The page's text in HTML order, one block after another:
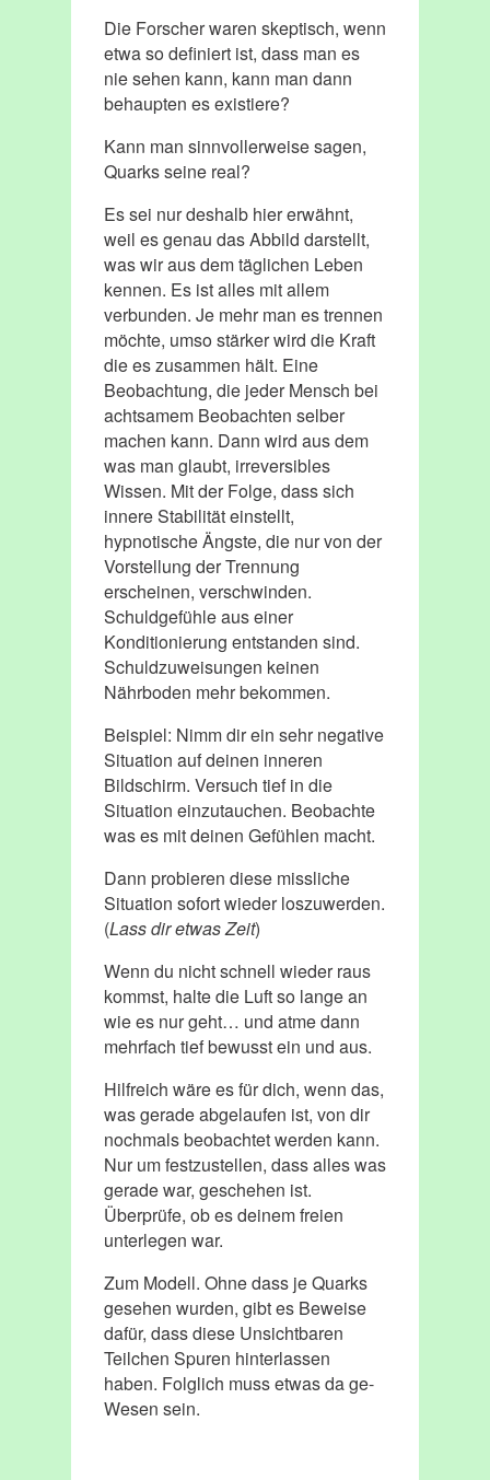
Die Forscher waren skeptisch, wenn
etwa so definiert ist, dass man es
nie sehen kann, kann man dann
behaupten es existiere?
Kann man sinnvollerweise sagen,
Quarks seine real?
Es sei nur deshalb hier erwähnt,
weil es genau das Abbild darstellt,
was wir aus dem täglichen Leben
kennen. Es ist alles mit allem
verbunden. Je mehr man es trennen
möchte, umso stärker wird die Kraft
die es zusammen hält. Eine
Beobachtung, die jeder Mensch bei
achtsamem Beobachten selber
machen kann. Dann wird aus dem
was man glaubt, irreversibles
Wissen. Mit der Folge, dass sich
innere Stabilität einstellt,
hypnotische Ängste, die nur von der
Vorstellung der Trennung
erscheinen, verschwinden.
Schuldgefühle aus einer
Konditionierung entstanden sind.
Schuldzuweisungen keinen
Nährboden mehr bekommen.
Beispiel: Nimm dir ein sehr negative
Situation auf deinen inneren
Bildschirm. Versuch tief in die
Situation einzutauchen. Beobachte
was es mit deinen Gefühlen macht.
Dann probieren diese missliche
Situation sofort wieder loszuwerden.
(Lass dir etwas Zeit)
Wenn du nicht schnell wieder raus
kommst, halte die Luft so lange an
wie es nur geht… und atme dann
mehrfach tief bewusst ein und aus.
Hilfreich wäre es für dich, wenn das,
was gerade abgelaufen ist, von dir
nochmals beobachtet werden kann.
Nur um festzustellen, dass alles was
gerade war, geschehen ist.
Überprüfe, ob es deinem freien
unterlegen war.
Zum Modell. Ohne dass je Quarks
gesehen wurden, gibt es Beweise
dafür, dass diese Unsichtbaren
Teilchen Spuren hinterlassen
haben. Folglich muss etwas da ge-
Wesen sein.